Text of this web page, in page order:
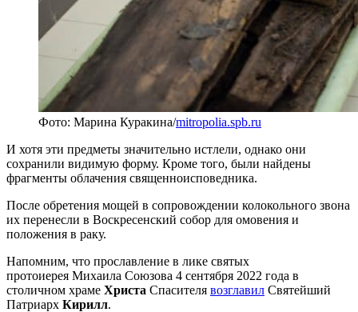
Фото: Марина Куракина/mitropolia.spb.ru
И хотя эти предметы значительно истлели, однако они
сохранили видимую форму. Кроме того, были найдены
фрагменты облачения священноисповедника.
После обретения мощей в сопровождении колокольного звона
их перенесли в Воскресенский собор для омовения и
положения в раку.
Напомним, что прославление в лике святых
протоиерея Михаила Союзова 4 сентября 2022 года в
столичном храме Христа Спасителя возглавил Святейший
Патриарх Кирилл.